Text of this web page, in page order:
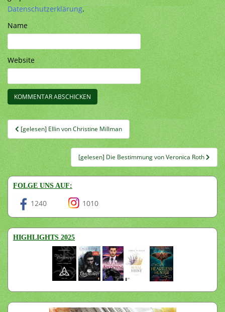
Datenschutzerklärung.
Name
Website
Beitragsnavigation
[gelesen] Ellin von Christine Millman
[gelesen] Die Bestimmung von Veronica Roth
FOLGE UNS AUF:
1240 1010
HIGHLIGHTS 2025